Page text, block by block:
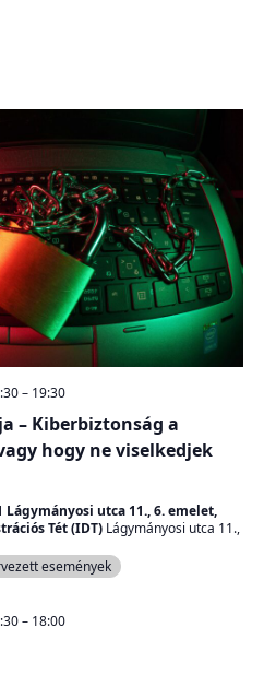
– Kiberbiztonság a
hogy ne viselkedjek
– 19:30
Lágymányosi utca 11., 6. emelet,
Tét (IDT) Lágymányosi utca 11.,
események
– 18:00